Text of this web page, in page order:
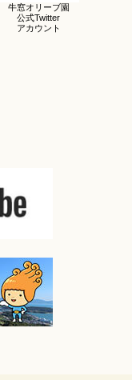
牛窓オリーブ園
公式Twitter
アカウント